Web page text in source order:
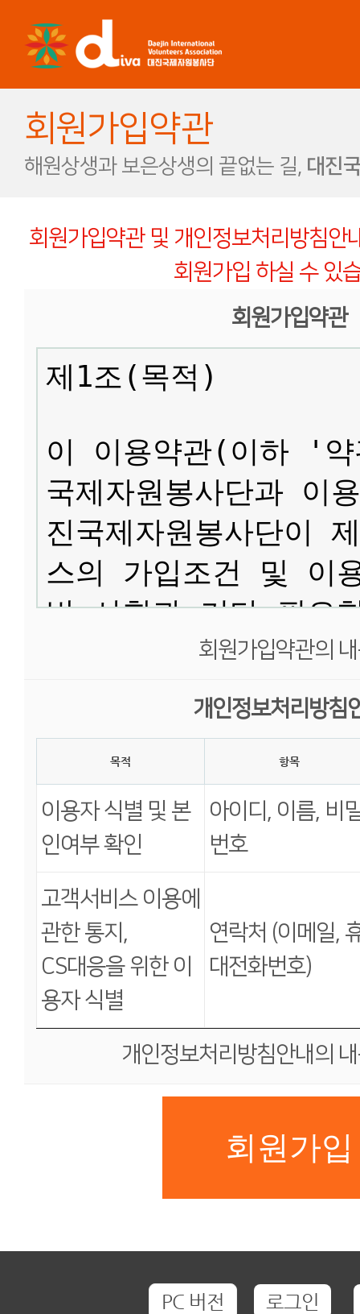
회원가입약관
해원상생과 보은상생의 끝없는 길, 대진
회원가입약관 및 개인정보처리방침안
회원가입 하실 수 있
회원가입약관
회원가입약관의
개인정보처리방침
목적 항목
이용자 식별 및 본
인여부 확인
아이디, 이름, 비
번호
고객서비스 이용에
관한 통지,
CS대응을 위한 이
용자 식별
연락처 (이메일,
대전화번호)
개인정보처리방침안내의
PC 버전 로그인